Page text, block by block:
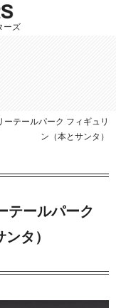
ーズ
ーテールパーク フィギュリ
ン（本とサンタ）
テールパーク
タ）